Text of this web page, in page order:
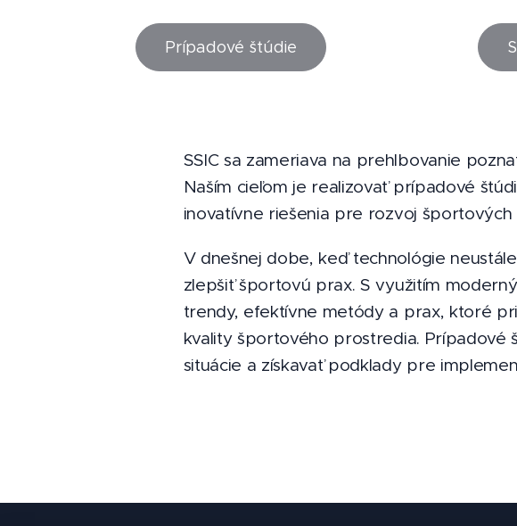
Prípadové štúdie
SSIC sa zameriava na prehlbovanie
Naším cieľom je realizovať prípadové
inovatívne riešenia pre rozvoj športových
V dnešnej dobe, keď technológie
zlepšiť športovú prax. S využitím
trendy, efektívne metódy a prax, ktoré
kvality športového prostredia. Prípadové
situácie a získavať podklady pre